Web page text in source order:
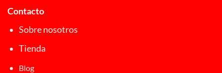
Contacto
Sobre nosotros
Tienda
Blog